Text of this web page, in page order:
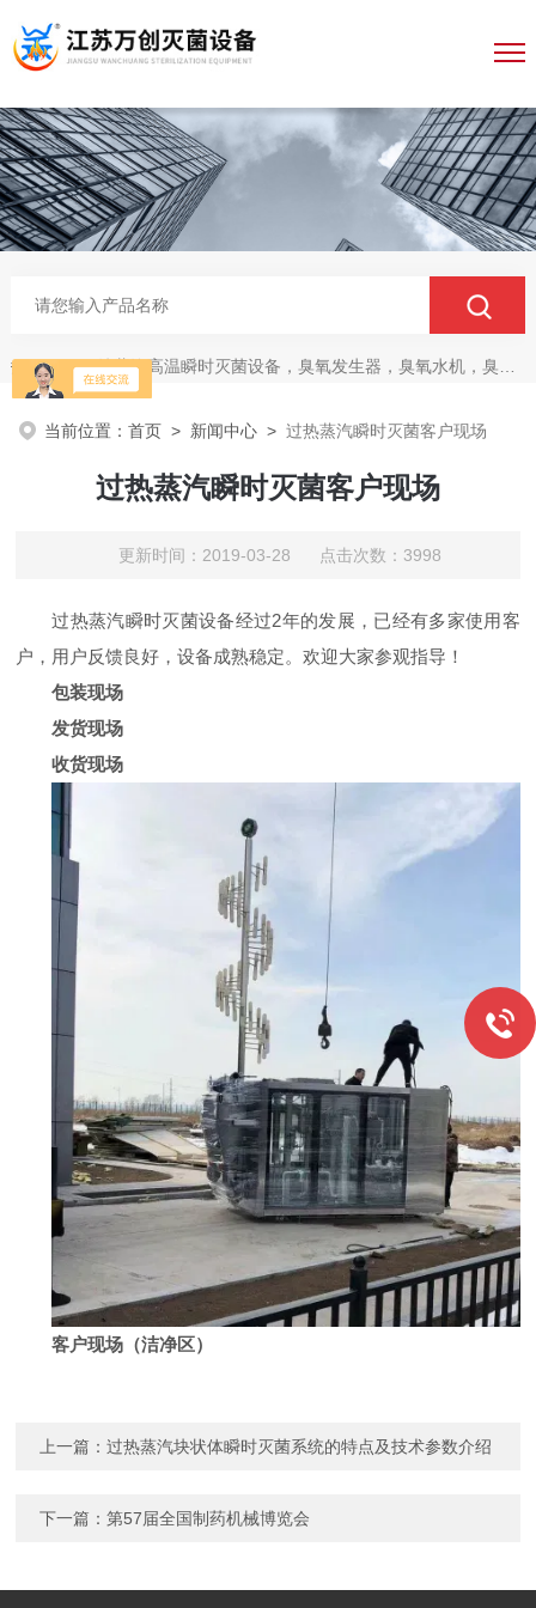
热门关键词：纯蒸汽高温瞬时灭菌设备，臭氧发生器，臭氧水机，臭氧灭菌柜，无菌传递仓
当前位置：首页 > 新闻中心 >过热蒸汽瞬时灭菌客户现场
过热蒸汽瞬时灭菌客户现场
更新时间：2019-03-28 点击次数：3998
过热蒸汽瞬时灭菌设备经过2年的发展，已经有多家使用客
户，用户反馈良好，设备成熟稳定。欢迎大家参观指导！
包装现场
发货现场
收货现场
客户现场（洁净区）
上一篇：过热蒸汽块状体瞬时灭菌系统的特点及技术参数介绍
下一篇：第57届全国制药机械博览会